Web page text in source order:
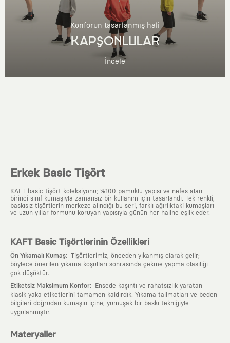
Konforun tasarlanmış hali
KAPŞONLULAR
İncele
Erkek Basic Tişört
KAFT basic tişört koleksiyonu; %100 pamuklu yapısı ve nefes alan
birinci sınıf kumaşıyla zamansız bir kullanım için tasarlandı. Tek renkli,
baskısız tişörtlerin merkeze alındığı bu seri, farklı ağırlıktaki kumaşları
ve uzun yıllar formunu koruyan yapısıyla günün her haline eşlik eder.
KAFT Basic Tişörtlerinin Özellikleri
Ön Yıkamalı Kumaş: Tişörtlerimiz, önceden yıkanmış olarak gelir;
böylece önerilen yıkama koşulları sonrasında çekme yapma olasılığı
çok düşüktür.
Etiketsiz Maksimum Konfor:
Ensede kaşıntı ve rahatsızlık yaratan
klasik yaka etiketlerini tamamen kaldırdık. Yıkama talimatları ve beden
bilgileri doğrudan kumaşın içine, yumuşak bir baskı tekniğiyle
uygulanmıştır.
Materyaller